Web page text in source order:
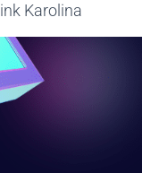
Karolina